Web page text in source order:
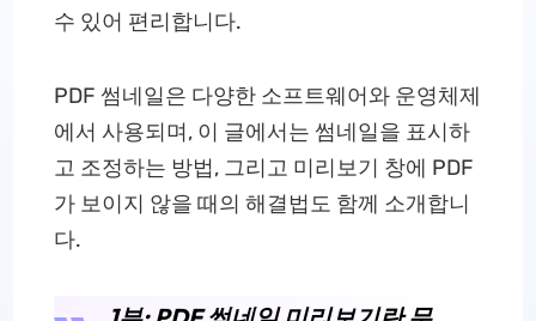
수 있어 편리합니다.
PDF 썸네일은 다양한 소프트웨어와 운영체제
에서 사용되며, 이 글에서는 썸네일을 표시하
고 조정하는 방법, 그리고 미리보기 창에 PDF
가 보이지 않을 때의 해결법도 함께 소개합니
다.